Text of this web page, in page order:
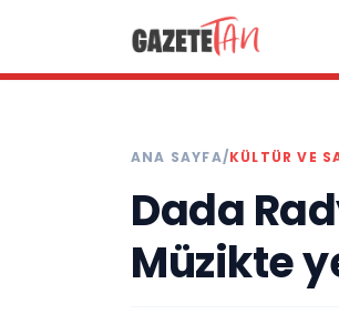
ANA SAYFA/KÜLTÜR VE
Dada
Müzikte